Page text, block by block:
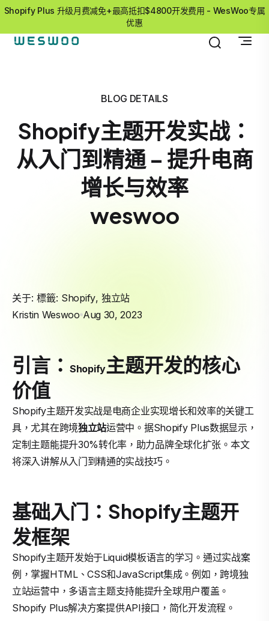
Shopify Plus 升级月费减免+最高抵扣$4800开发费用 - WesWoo专属
优惠
BLOG DETAILS
Shopify主题开发实战：
从入门到精通 – 提升电商
增长与效率
weswoo
关于: 標籤: Shopify, 独立站
Kristin Weswoo Aug 30, 2023
引言： Shopify主题开发的核心
价值
Shopify主题开发实战是电商企业实现增长和效率的关键工
具，尤其在跨境独立站运营中。据Shopify Plus数据显示，
定制主题能提升30%转化率，助力品牌全球化扩张。本文
将深入讲解从入门到精通的实战技巧。
基础入门：Shopify主题开
发框架
Shopify主题开发始于Liquid模板语言的学习。通过实战案
例，掌握HTML、CSS和JavaScript集成。例如，跨境独
立站运营中，多语言主题支持能提升全球用户覆盖。
Shopify Plus解决方案提供API接口，简化开发流程。